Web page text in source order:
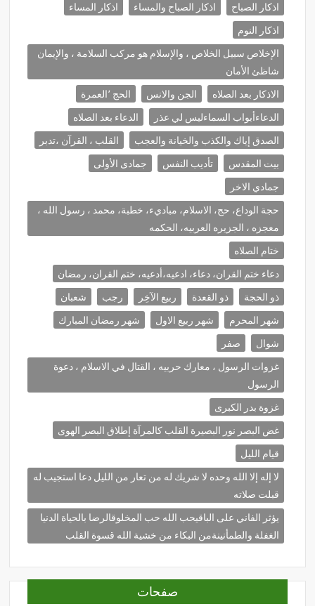
اذكار الصباح
اذكار الصباح والمساء
اذكار المساء
اذكار النوم
الإخلاص سبيل الخلاص ، والإسلام هو مركب السلامة ، والإيمان
شاظئ الأمان
الاذكار بعد الصلاه
الجن والانس
الحج ٬العمرة
الدعاءأبواب السماءليس لي عذر
الدعاء بعد الصلاه
الصدق إياك والكذب والخيانة والعجب
القلب ، القرآن ،تدبر
بيت المقدس
تأديب النفس
جمادى الأولى
جمادي الاخر
حجة الوداع، حج، الاسلام، مباديء، خطبة، محمد ، رسول الله ،
معجزه ، الجزيره العربيه، الحكمه
ختام الصلاه
دعاء ختم القران، دعاء، ادعيه،أدعيه، ختم القران، رمضان
ذو الحجة
ذو القعدة ربيع الآخِر رجب
شعبان
شهر المحرم
شهر ربيع الاول
شهر رمضان المبارك
شوال
صفر
غزوات الرسول ، معارك حربيه ، القتال في الاسلام ، دعوة
الرسول
غزوة بدر الكبرى
غض البصر نور البصيرة القلب كالمرآة إطلاق البصر الهوى
قيام الليل
لا إله إلا الله وحده لا شريك له من تعار من الليل دعا استجيب له
قبلت صلاته
يؤثر الفاني على الباقيحب الله حب المخلوقالرضا بالحياة الدنيا
الغفلة والطمأنينةمن البكاء من خشية الله قسوة القلب
صفحات